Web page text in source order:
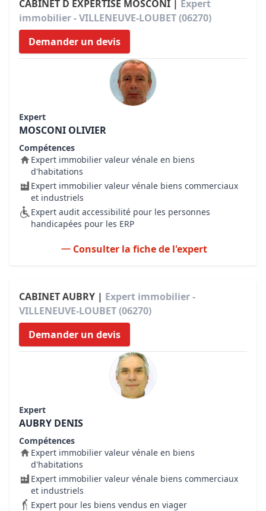
CABINET D EXPERTISE MOSCONI |
Expert
immobilier - VILLENEUVE-LOUBET (06270)
Demander un devis
Expert
MOSCONI OLIVIER
Compétences
Expert immobilier valeur vénale en biens
d'habitations
Expert immobilier valeur vénale biens commerciaux
et industriels
Expert audit accessibilité pour les personnes
handicapées pour les ERP
Consulter la fiche de l'expert
CABINET AUBRY | Expert immobilier -
VILLENEUVE-LOUBET (06270)
Demander un devis
Expert
AUBRY DENIS
Compétences
Expert immobilier valeur vénale en biens
d'habitations
Expert immobilier valeur vénale biens commerciaux
et industriels
Expert pour les biens vendus en viager